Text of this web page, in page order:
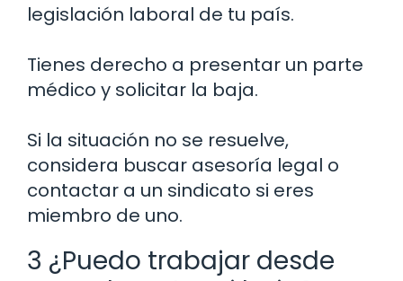
legislación laboral de tu país.
Tienes derecho a presentar un parte
médico y solicitar la baja.
Si la situación no se resuelve,
considera buscar asesoría legal o
contactar a un sindicato si eres
miembro de uno.
3 ¿Puedo trabajar desde